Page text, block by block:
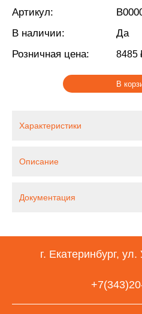
Артикул:
В наличии:
Да
Розничная цена:
8485
В
Характеристики
Описание
Документация
г. Екатеринбург,